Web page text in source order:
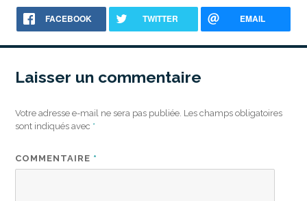
FACEBOOK TWITTER EMAIL
Laisser un commentaire
Votre adresse e-mail ne sera pas publiée. Les champs obligatoires
sont indiqués avec *
COMMENTAIRE *